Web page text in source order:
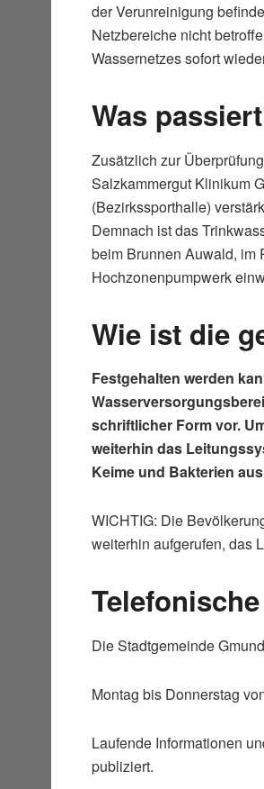
der Verunreinigung
Netzbereiche nicht
Wassernetzes sofort
Was
Zusätzlich zur
Salzkammergut Klinikum
(Bezirkssporthalle)
Demnach ist das
beim Brunnen Auwald, im
Hochzonenpumpwerk
Wie ist die
Festgehalten werden
schriftlicher Form vor.
weiterhin das
Keime und Bakterien
WICHTIG: Die
weiterhin aufgerufen, das
Die Stadtgemeinde
Montag bis Donnerstag
Laufende Informationen
publiziert.